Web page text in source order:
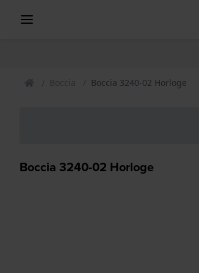
Boccia Boccia 3240-02 Horloge
Boccia 3240-02 Horloge